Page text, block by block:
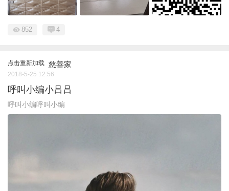
852 4
点击重新加载 慈善家
2018-5-25 12:56
呼叫小编小吕吕
呼叫小编呼叫小编